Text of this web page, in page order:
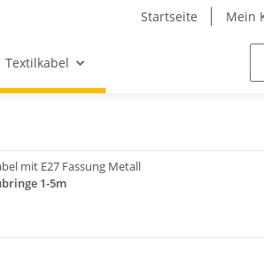
Startseite Mein
Textilkabel
mit E27 Fassung Metall
1-5m